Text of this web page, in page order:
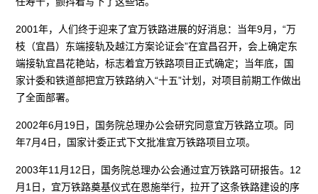
2001年，人们终于迎来了宜万铁路进展的好消息：当年9月，“万
枝（宜昌）东端接轨及越江方案论证会”在宜昌召开，会上确定东
端接轨宜昌花艳站，标志着宜万铁路项目正式确定；当年底，国
家计委和铁道部把宜万铁路纳入“十五”计划，对项目前期工作做出
了全面部署。
2002年6月19日，国务院总理办公会研究同意宜万铁路立项。同
年7月4日，国家计委正式下文批准宜万铁路项目立项。
2003年11月12日，国务院总理办公会通过宜万铁路可研报告。12
月1日，宜万铁路奠基仪式在恩施举行，拉开了这条铁路建设的序